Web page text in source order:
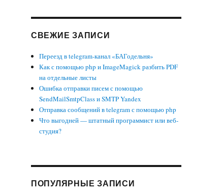
СВЕЖИЕ ЗАПИСИ
Переезд в telegram-канал «БАГодельня»
Как с помощью php и ImageMagick разбить PDF
на отдельные листы
Ошибка отправки писем с помощью
SendMailSmtpClass и SMTP Yandex
Отправка сообщений в telegram с помощью php
Что выгодней — штатный программист или веб-
студия?
ПОПУЛЯРНЫЕ ЗАПИСИ